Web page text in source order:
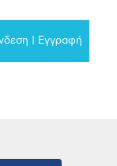
| Εγγραφή